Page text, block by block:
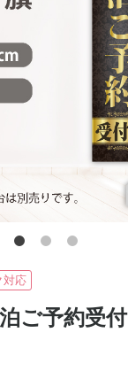
対応
ご予約受